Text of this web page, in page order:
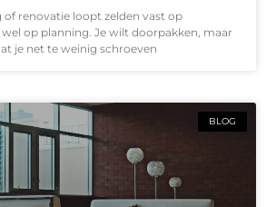
of renovatie loopt zelden vast op
op planning. Je wilt doorpakken, maar
je net te weinig schroeven
BLOG